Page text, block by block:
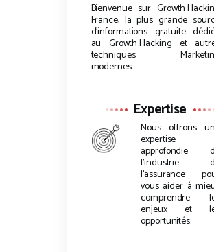
Bienvenue sur Growth
France, la plus grande
d’informations gratuite
au Growth Hacking et
techniques
modernes.
Expertise
Nous offrons
expertise
approfondie
l’industrie
l’assurance
vous aider à
comprendre
enjeux et
opportunités.